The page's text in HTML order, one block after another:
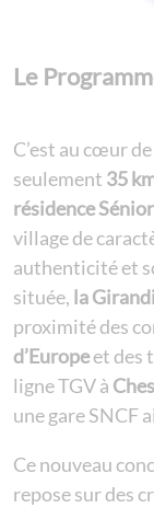
Le
C’est au cœur de
seulement 35
résidence
village de
authenticité et
située, la
proximité des
d’Europeet des
ligne TGV à
une gare SNCF
Ce nouveau
repose sur des